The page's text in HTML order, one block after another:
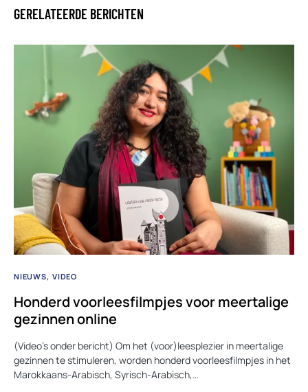
GERELATEERDE BERICHTEN
NIEUWS VIDEO
Honderd voorleesfilmpjes voor meertalige
gezinnen online
(Video’s onder bericht) Om het (voor)leesplezier in meertalige
gezinnen te stimuleren, worden honderd voorleesfilmpjes in het
Marokkaans-Arabisch, Syrisch-Arabisch,…